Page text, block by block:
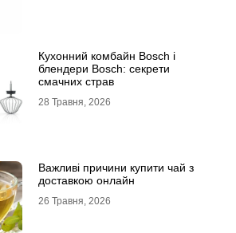
Кухонний комбайн Bosch і
блендери Bosch: секрети
смачних страв
28 Травня, 2026
Важливі причини купити чай з
доставкою онлайн
26 Травня, 2026